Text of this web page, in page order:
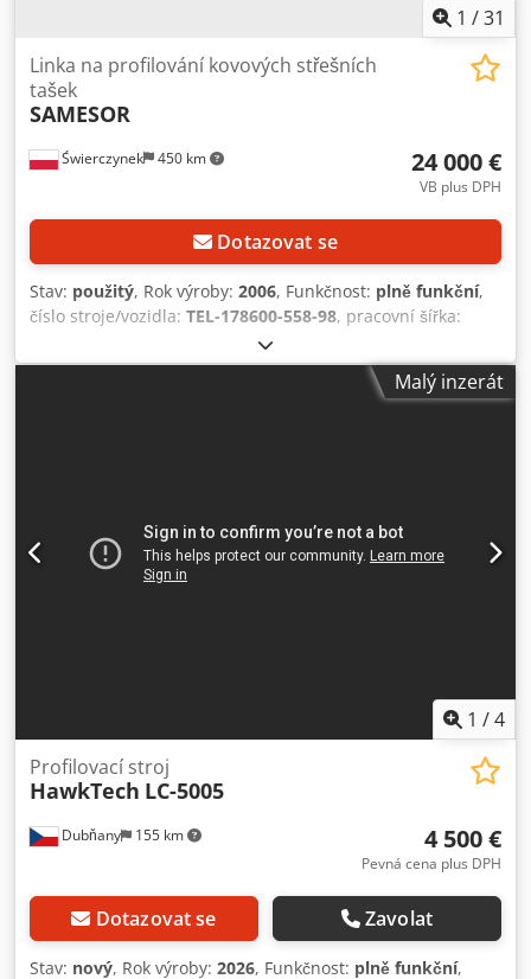
1 /31
Świerczynek 450 km
Linka na profilování kovových střešních
tašek
SAMESOR
24 000 €
VB plus DPH
Dotazovat se
Stav: použitý, Rok výroby: 2006, Funkčnost: plně funkční,
číslo stroje/vozidla: TEL-178600-558-98, pracovní šířka:
, Výrobní linka byla plně funkční, dokud nebyla
demontována. Z provozu byla vyřazena výhradně kvůli
modernizaci výroby / změně výrobní technologie. Stroj je v
jako celek. Výrobce: SAMESOR Rok výroby: 1998 SÉRIOVÉ
ČÍSLO: TEL-178600-558-98 Výrobce: AJV-MACHINE Rok
výroby: 2006 SÉRIOVÉ ČÍSLO: AJV24/1100-169
Malý inzerát
1 /4
Dubňany 155 km
Profilovací stroj
HawkTech LC-5005
4 500 €
Pevná cena plus DPH
Dotazovat se Zavolat
Stav: nový, Rok výroby: 2026, Funkčnost: plně funkční,